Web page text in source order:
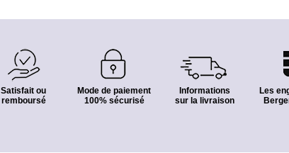
Satisfait ou
remboursé
Mode de paiement
100% sécurisé
Informations
sur la livraison
Les